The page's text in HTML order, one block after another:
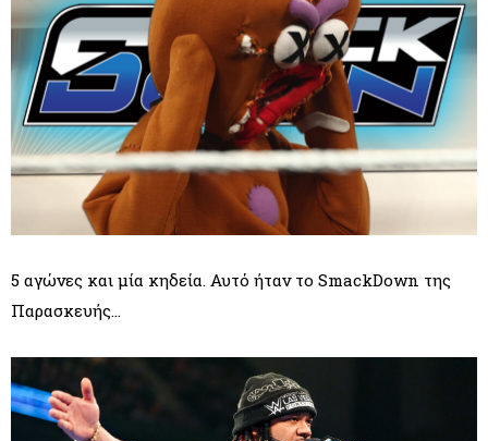
5 αγώνες και μία κηδεία. Αυτό ήταν το SmackDown της
Παρασκευής...